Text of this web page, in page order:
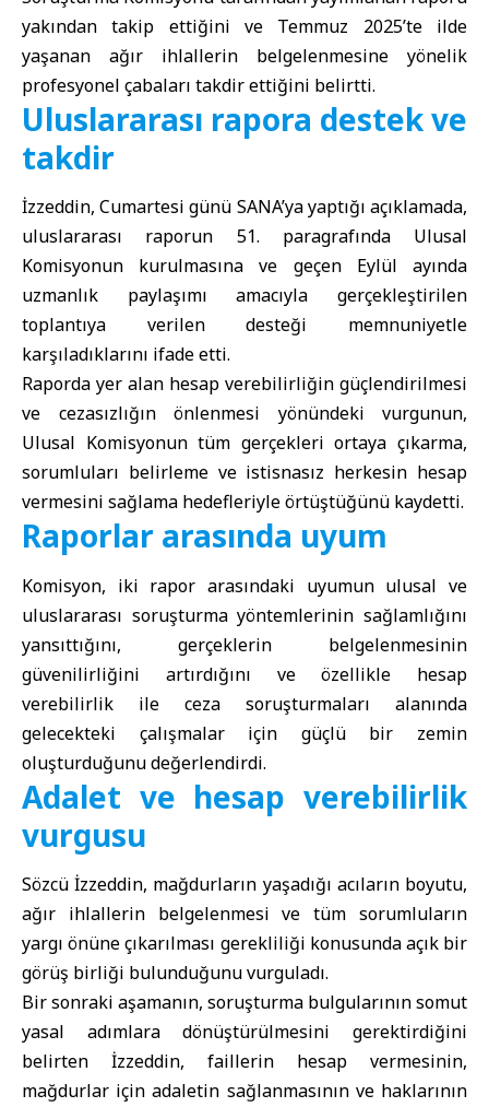
yakından takip ettiğini ve Temmuz 2025’te ilde
yaşanan ağır ihlallerin belgelenmesine yönelik
profesyonel çabaları takdir ettiğini belirtti.
Uluslararası rapora destek ve
takdir
İzzeddin, Cumartesi günü SANA’ya yaptığı açıklamada,
uluslararası raporun 51. paragrafında Ulusal
Komisyonun kurulmasına ve geçen Eylül ayında
uzmanlık paylaşımı amacıyla gerçekleştirilen
toplantıya verilen desteği memnuniyetle
karşıladıklarını ifade etti.
Raporda yer alan hesap verebilirliğin güçlendirilmesi
ve cezasızlığın önlenmesi yönündeki vurgunun,
Ulusal Komisyonun tüm gerçekleri ortaya çıkarma,
sorumluları belirleme ve istisnasız herkesin hesap
vermesini sağlama hedefleriyle örtüştüğünü kaydetti.
Raporlar arasında uyum
Komisyon, iki rapor arasındaki uyumun ulusal ve
uluslararası soruşturma yöntemlerinin sağlamlığını
yansıttığını, gerçeklerin belgelenmesinin
güvenilirliğini artırdığını ve özellikle hesap
verebilirlik ile ceza soruşturmaları alanında
gelecekteki çalışmalar için güçlü bir zemin
oluşturduğunu değerlendirdi.
Adalet ve hesap verebilirlik
vurgusu
Sözcü İzzeddin, mağdurların yaşadığı acıların boyutu,
ağır ihlallerin belgelenmesi ve tüm sorumluların
yargı önüne çıkarılması gerekliliği konusunda açık bir
görüş birliği bulunduğunu vurguladı.
Bir sonraki aşamanın, soruşturma bulgularının somut
yasal adımlara dönüştürülmesini gerektirdiğini
belirten İzzeddin, faillerin hesap vermesinin,
mağdurlar için adaletin sağlanmasının ve haklarının